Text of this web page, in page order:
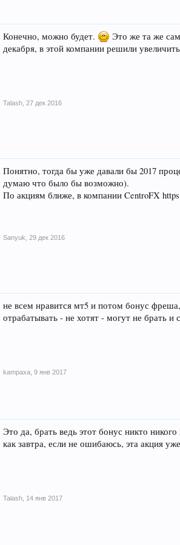
Конечно, можно будет.
Это же та же
декабря, в этой компании решили
Talash 27 дек 2016
Понятно, тогда бы уже давали бы 2017
думаю что было бы возможно).
По акциям ближе, в компании CentroFX
Sanyuk 29 дек 2016
не всем нравится мт5 и потом бонус
отрабатывать - не хотят - могут не брать и
kampaxa 9 янв 2017
Это да, брать ведь этот бонус никто
как завтра, если не ошибаюсь, эта акция
Talash 14 янв 2017